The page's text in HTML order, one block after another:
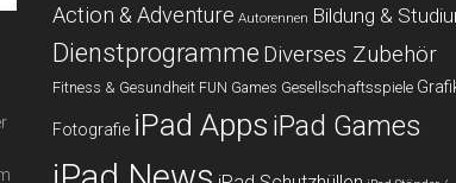
Action & Adventure Autorennen Bildung &
Dienstprogramme Diverses Zubehör
Fitness & Gesundheit FUN Games Gesellschaftsspiele
Fotografie iPad Apps iPad Games